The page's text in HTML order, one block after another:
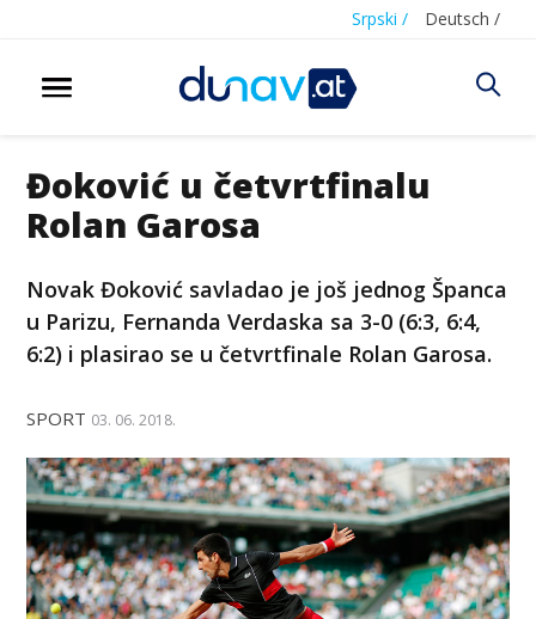
Srpski / Deutsch /
Đoković u četvrtfinalu
Rolan Garosa
Novak Đoković savladao je još jednog Španca
u Parizu, Fernanda Verdaska sa 3-0 (6:3, 6:4,
6:2) i plasirao se u četvrtfinale Rolan Garosa.
SPORT 03. 06. 2018.